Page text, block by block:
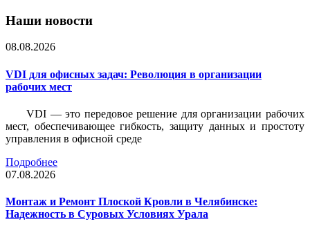
Наши новости
08.08.2026
VDI для офисных задач: Революция в организации
рабочих мест
VDI — это передовое решение для организации рабочих
мест, обеспечивающее гибкость, защиту данных и простоту
управления в офисной среде
Подробнее
07.08.2026
Монтаж и Ремонт Плоской Кровли в Челябинске:
Надежность в Суровых Условиях Урала